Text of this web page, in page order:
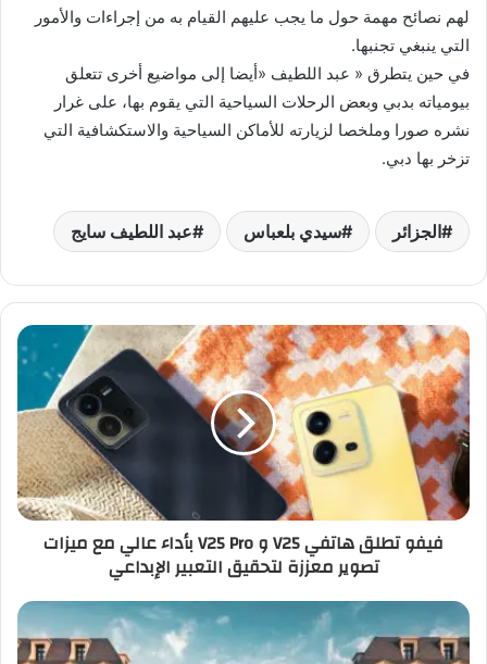
لهم نصائح مهمة حول ما يجب عليهم القيام به من إجراءات والأمور
التي ينبغي تجنبها.
في حين يتطرق « عبد اللطيف «أيضا إلى مواضيع أخرى تتعلق
بيومياته بدبي وبعض الرحلات السياحية التي يقوم بها، على غرار
نشره صورا وملخصا لزيارته للأماكن السياحية والاستكشافية التي
تزخر بها دبي.
الجزائر سيدي بلعباس عبد اللطيف سايج
فيفو تطلق هاتفي V25 و V25 Pro بأداء عالي مع ميزات
تصوير معززة لتحقيق التعبير الإبداعي